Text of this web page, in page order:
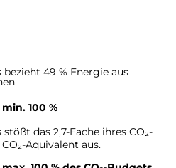
49 % Energie aus
100 %
das 2,7-Fache ihres CO₂-
Äquivalent aus.